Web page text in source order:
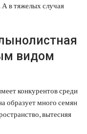
А в тяжелых случая
видом
конкурентов среди
образует много семян
вытесняя